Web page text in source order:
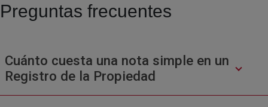
Preguntas frecuentes
Cuánto cuesta una nota simple en un
Registro de la Propiedad